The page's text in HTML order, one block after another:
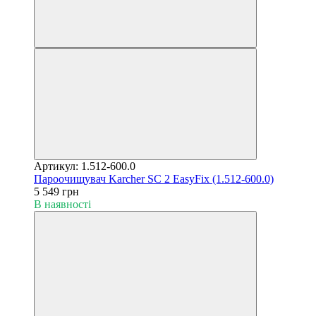
Артикул: 1.512-600.0
Пароочищувач Karcher SC 2 EasyFix (1.512-600.0)
5 549 грн
В наявності